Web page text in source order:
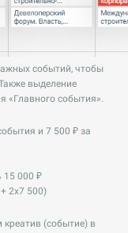
событий, чтобы
выделение
«Главного события».
и 7 500 ₽ за
15 000 ₽
2х7 500)
креатив (событие) в